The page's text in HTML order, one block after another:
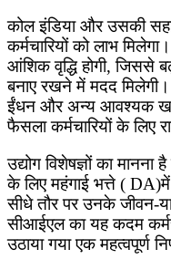
कोल इंडिया और उसकी
कर्मचारियों को लाभ
आंशिक वृद्धि होगी, जिससे
बनाए रखने में मदद
ईंधन और अन्य आवश्यक
फैसला कर्मचारियों के लिए
उद्योग विशेषज्ञों का मानना
के लिए महंगाई भत्ते (
सीधे तौर पर उनके जीवन-
सीआईएल का यह कदम
उठाया गया एक महत्वपूर्ण